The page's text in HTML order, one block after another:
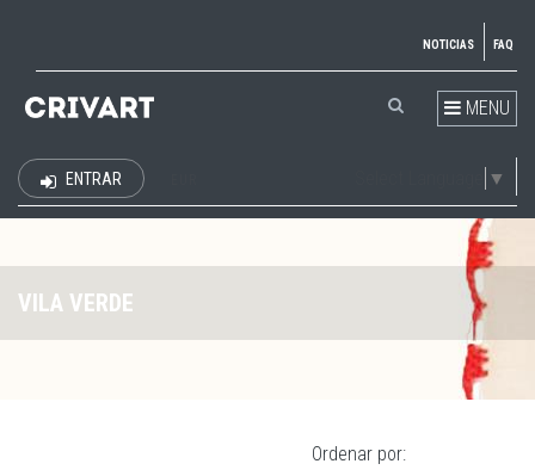
NOTICIAS FAQ
MENU
▼
ENTRAR
VILA VERDE
Ordenar por: